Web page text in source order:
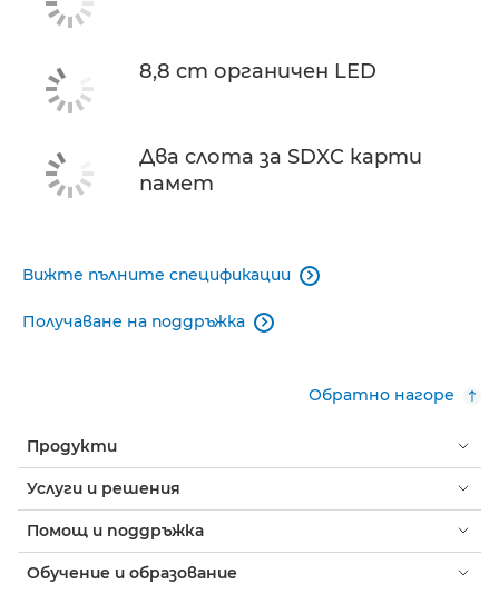
8,8 cm органичен LED
Два слота за SDXC карти
памет
Вижте пълните спецификации 
Получаване на поддръжка 
Обратно нагоре
Продукти
Услуги и решения
Помощ и поддръжка
Обучение и образование